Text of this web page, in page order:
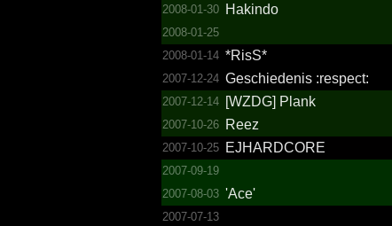
2008-01-30 Hakindo
2008-01-25
2008-01-14 *RisS*
2007-12-24 Geschi­edenis :respect:
2007-12-14 [WZDG] Plank
2007-10-26 Reez
2007-10-25 EJHARDCORE
2007-09-19
2007-08-03 'Ace'
2007-07-13